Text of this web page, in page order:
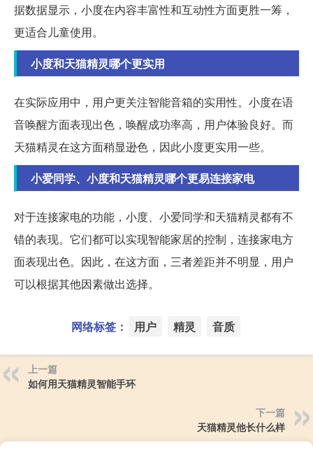
据数据显示，小度在内容丰富性和互动性方面更胜一筹，
更适合儿童使用。
小度和天猫精灵哪个更实用
在实际应用中，用户更关注智能音箱的实用性。小度在语
音唤醒方面表现出色，唤醒成功率高，用户体验良好。而
天猫精灵在这方面稍显逊色，因此小度更实用一些。
小爱同学、小度和天猫精灵哪个更易连接家电
对于连接家电的功能，小度、小爱同学和天猫精灵都有不
错的表现。它们都可以实现智能家居的控制，连接家电方
面表现出色。因此，在这方面，三者差距并不明显，用户
可以根据其他因素做出选择。
网络标签： 用户 精灵 音质
上一篇
如何用天猫精灵智能手环
下一篇
天猫精灵他长什么样